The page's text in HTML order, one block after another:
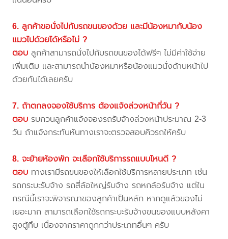
6. ลูกค้าขอนั่งไปกับรถขนของด้วย และมีน้องหมากับน้อง
แมวไปด้วยได้หรือไม่ ?
ตอบ ลูกค้าสามารถนั่งไปกับรถขนของได้ฟรีๆ ไม่มีค่าใช้จ่าย
เพิ่มเติม และสามารถนำน้องหมาหรือน้องแมวนั่งด้านหน้าไป
ด้วยกันได้เลยครับ
7. ถ้าตกลงจองใช้บริการ ต้องแจ้งล่วงหน้ากี่วัน ?
ตอบ รบกวนลูกค้าแจ้งจองรถรับจ้างล่วงหน้าประมาณ 2-3
วัน ถ้าแจ้งกระทันหันทางเราจะตรวจสอบคิวรถให้ครับ
8. จะย้ายห้องพัก จะเลือกใช้บริการรถแบบไหนดี ?
ตอบ ทางเรามีรถขนของให้เลือกใช้บริการหลายประเภท เช่น
รถกระบะรับจ้าง รถสี่ล้อใหญ่รับจ้าง รถหกล้อรับจ้าง แต่ใน
กรณีนี้เราจะพิจารณาของลูกค้าเป็นหลัก หากดูแล้วของไม่
เยอะมาก สามารถเลือกใช้รถกระบะรับจ้างขนของแบบหลังคา
สูงตู้ทึบ เนื่องจากราคาถูกกว่าประเภทอื่นๆ ครับ